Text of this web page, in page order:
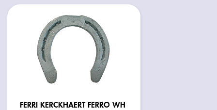
FERRI KERCKHAERT FERRO WH